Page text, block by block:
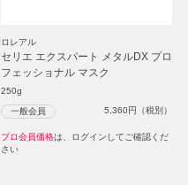
ロレアル
セリエ エクスパート メタルDX プロ
フェッショナル マスク
250g
一般会員 5,360円（税別）
プロ会員価格は、ログインしてご確認くだ
さい